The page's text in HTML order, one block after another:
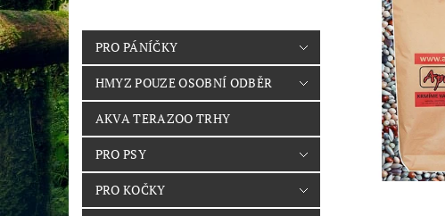
PRO PÁNÍČKY
HMYZ POUZE OSOBNÍ ODBĚR
AKVA TERAZOO TRHY
PRO PSY
PRO KOČKY